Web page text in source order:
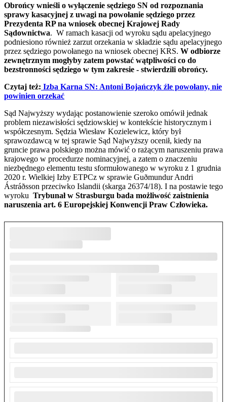
Obrońcy wnieśli o wyłączenie sędziego SN od rozpoznania
sprawy kasacyjnej z uwagi na powołanie sędziego przez
Prezydenta RP na wniosek obecnej Krajowej Rady
Sądownictwa. W ramach kasacji od wyroku sądu apelacyjnego
podniesiono również zarzut orzekania w składzie sądu apelacyjnego
przez sędziego powołanego na wniosek obecnej KRS. W odbiorze
zewnętrznym mogłyby zatem powstać wątpliwości co do
bezstronności sędziego w tym zakresie - stwierdzili obrońcy.
Czytaj też: Izba Karna SN: Antoni Bojańczyk źle powołany, nie
powinien orzekać
Sąd Najwyższy wydając postanowienie szeroko omówił jednak
problem niezawisłości sędziowskiej w kontekście historycznym i
współczesnym. Sędzia Wiesław Kozielewicz, który był
sprawozdawcą w tej sprawie Sąd Najwyższy ocenił, kiedy na
gruncie prawa polskiego można mówić o rażącym naruszeniu prawa
krajowego w procedurze nominacyjnej, a zatem o znaczeniu
niezbędnego elementu testu sformułowanego w wyroku z 1 grudnia
2020 r. Wielkiej Izby ETPCz w sprawie Guðmundur Andri
Ástráðsson przeciwko Islandii (skarga 26374/18). I na postawie tego
wyroku Trybunał w Strasburgu bada możliwość zaistnienia
naruszenia art. 6 Europejskiej Konwencji Praw Człowieka.